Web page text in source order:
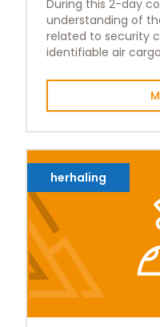
During this 2-day
understanding of
related to security
identifiable air
herhaling